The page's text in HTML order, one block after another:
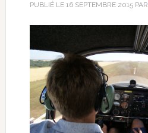
PUBLIÉ LE 16 SEPTEMBRE 2015PAR